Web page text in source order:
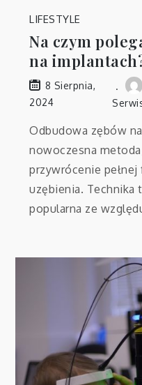
LIFESTYLE
Na czym
na
8 Sierpnia,
2024
Odbudowa zębów
nowoczesna
przywrócenie
uzębienia. Technika
popularna ze